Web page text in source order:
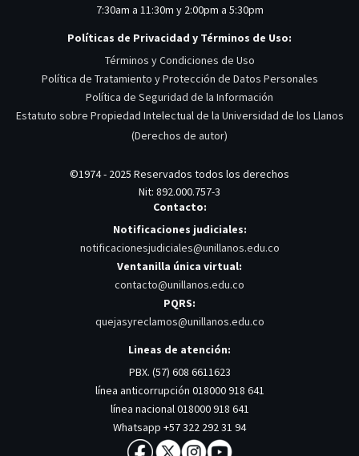
7:30am a 11:30m y 2:00pm a 5:30pm
Políticas de Privacidad y Términos de Uso:
Términos y Condiciones de Uso
Política de Tratamiento y Protección de Datos Personales
Política de Seguridad de la Información
Estatuto sobre Propiedad Intelectual de la Universidad de los Llanos
(Derechos de autor)
©1974 - 2025 Reservados todos los derechos
Nit: 892.000.757-3
Contacto:
Notificaciones judiciales:
notificacionesjudiciales@unillanos.edu.co
Ventanilla única virtual:
contacto@unillanos.edu.co
PQRS:
quejasyreclamos@unillanos.edu.co
Lineas de atención:
PBX. (57) 608 6611623
línea anticorrupción 018000 918 641
línea nacional 018000 918 641
Whatsapp +57 322 292 31 94